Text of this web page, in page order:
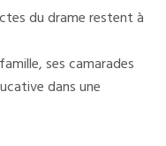
du drame restent à
ses camarades
dans une